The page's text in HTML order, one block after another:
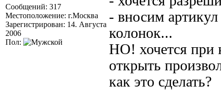
Сообщений: 317
Местоположение: г.Москва
Зарегистрирован: 14. Августа
2006
Пол:
- вносим
колонок...
НО! хочется при
открыть
как это сделать?